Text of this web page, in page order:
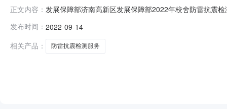
正文内容： 发展保障部济南高新区发展保障部2022年校舍防雷抗震
SDGP370191000202202000212四、公共资源编号：
发布时间： 2022-09-14
相关产品：
防雷抗震检测服务